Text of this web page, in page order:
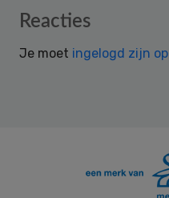
Reader
Reacties
Je moet ingelogd zijn op